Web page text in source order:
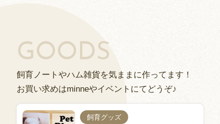
GOODS
飼育ノートやハム雑貨を気ままに作ってます！
お買い求めはminneやイベントにてどうぞ♪
飼育グッズ